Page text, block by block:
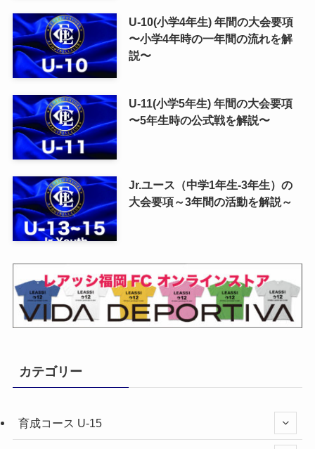
U-10(小学4年生) 年間の大会要項
〜小学4年時の一年間の流れを解
説〜
U-11(小学5年生) 年間の大会要項
〜5年生時の公式戦を解説〜
Jr.ユース（中学1年生-3年生）の
大会要項～3年間の活動を解説～
カテゴリー
育成コース U-15